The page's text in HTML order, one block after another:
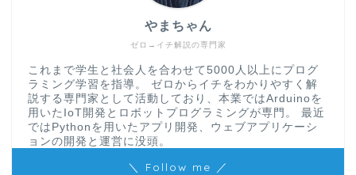
ゼロ→イチ解説の専門家
やまちゃん
これまで学生と社会人を合わせて5000人以上にプログ
ラミング学習を指導。 ゼロからイチをわかりやすく解
説する専門家として活動しており、本業ではArduinoを
用いたIoT開発とロボットプログラミングが専門。 最近
ではPythonを用いたアプリ開発、ウェブアプリケーシ
ョンの開発と運営に没頭。
＼ Follow me ／